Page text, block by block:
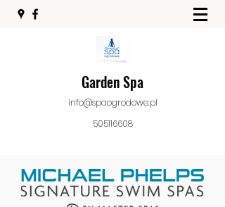
Garden Spa
info@spaogrodowe.pl
505116608